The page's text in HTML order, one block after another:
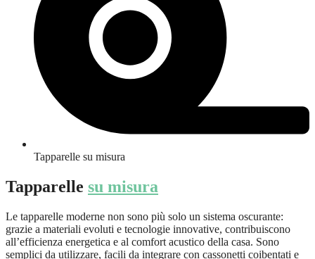
Tapparelle su misura
Tapparelle su misura
Le tapparelle moderne non sono più solo un sistema oscurante:
grazie a materiali evoluti e tecnologie innovative, contribuiscono
all’efficienza energetica e al comfort acustico della casa. Sono
semplici da utilizzare, facili da integrare con cassonetti coibentati e